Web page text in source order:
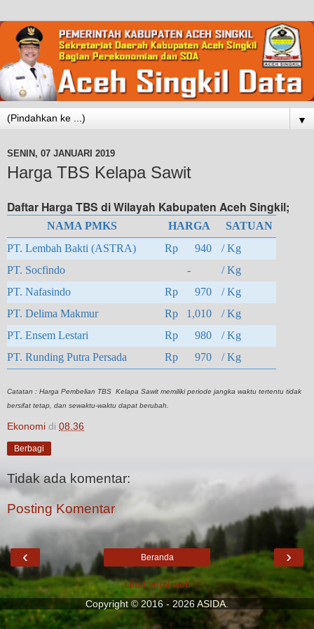
▼
SENIN, 07 JANUARI 2019
Harga TBS Kelapa Sawit
Daftar Harga TBS di Wilayah Kabupaten Aceh Singkil;
NAMA PMKS HARGA
SATUAN
PT. Lembah Bakti (ASTRA)
Rp 940
/ Kg
PT. Socfindo
-
/ Kg
PT. Nafasindo
Rp 970
/ Kg
PT. Delima Makmur
Rp 1,010
/ Kg
PT. Ensem Lestari
Rp 980
/ Kg
PT. Runding Putra Persada
Rp 970 / Kg
Catatan : Harga Pembelian TBS Kelapa Sawit memiliki periode jangka waktu tertentu tidak
bersifat tetap, dan sewaktu-waktu dapat berubah.
Ekonomi di 08.36
Berbagi
Tidak ada komentar:
Posting Komentar
‹ ›
Beranda
Lihat versi web
Copyright © 2016 - 2026ASIDA